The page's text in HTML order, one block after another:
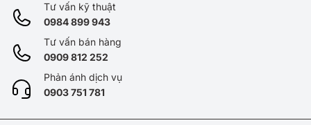
Tư vấn kỹ thuật
0984 899 943
Tư vấn bán hàng
0909 812 252
Phản ánh dịch vụ
0903 751 781